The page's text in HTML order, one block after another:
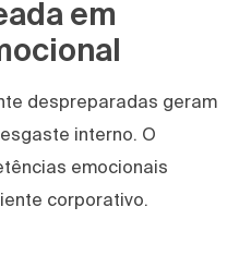
em
despreparadas geram
interno. O
emocionais
corporativo.